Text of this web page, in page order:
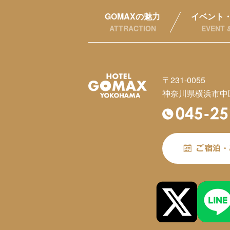
GOMAXの魅力
ATTRACTION
イベント
EVENT
〒231-0055
神奈川県横浜市